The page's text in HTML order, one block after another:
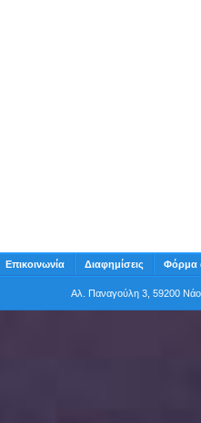
Επικοινωνία Διαφημίσεις Φόρμα
Αλ. Παναγούλη 3, 59200